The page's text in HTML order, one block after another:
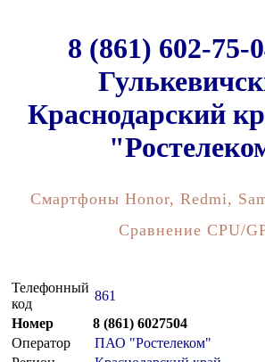
8 (861) 602-75-
Краснодарский
Смартфоны Honor, Redmi,
Сравнение CPU/
Телефонный
код
861
Номер
8 (861) 6027504
Оператор
ПАО "Ростелеком"